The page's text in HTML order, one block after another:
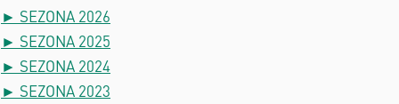
► SEZONA 2026
► SEZONA 2025
► SEZONA 2024
► SEZONA 2023